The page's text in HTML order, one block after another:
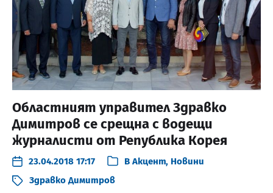
Областният управител Здравко
Димитров се срещна с водещи
журналисти от Република Корея
23.04.2018 17:17 В Акцент, Новини
Здравко Димитров